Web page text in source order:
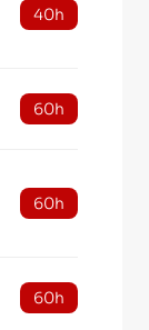
40h
60h
60h
60h